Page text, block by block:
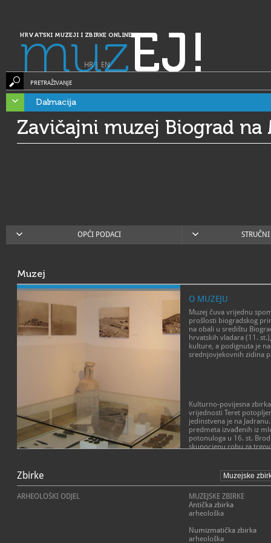
HRVATSKI MUZEJI I ZBIRKE ONLINE
muzEJ!
HR| EN
PRETRAŽIVANJE
Dalmacija
Zavičajni muzej Biograd na
OPĆI PODACI
Muzej
O MUZEJU
Muzej čuva vrijednu
prošlosti biogradskog
na obali u središtu
hrvatskih vladara (11.
kulture, a podignuta je
srednjovjekovnih zidina
Kulturno-povijesna
vrijednosti Teret
jedinstvena je na
predmeta izvađenih iz
potonuloga u 16. st.
skupocjenu robu za
neprocjenjive
gotovo puna četiri
potopljenog broda
broda (sidra, brončane
bakreno i kositreno
luksuzni predmeti,
keramičko kuhinjsko
Misiju shvaćamo kao
ukupnu prezentaciju
(normativni,
drugi aspekt) u suradnji
inozemstvu.
Zbirke
ARHEOLOŠKI ODJEL
MUZEJSKE ZBIRKE
Antička zbirka
arheološka
Numizmatička zbirka
arheološka